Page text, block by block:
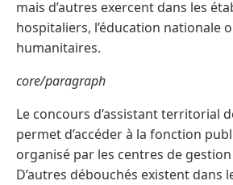
mais d’autres exercent dans les
hospitaliers, l’éducation nationale
humanitaires.
core/paragraph
Le concours d’assistant territorial
permet d’accéder à la fonction
organisé par les centres de
D’autres débouchés existent dans